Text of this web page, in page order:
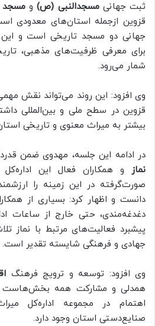
ثبت جهانیمسجدالنبی (ص)ومسجد
قزوین ازجمله استان‌های معدودی
جهانی دو مسجد تاریخی است و
برای معرفی ظرفیت‌های مذهبی،
شمار می‌رود.
وی افزود: این روند می‌تواند نقش
قزوین در سطح ملی و بین‌المللی
بیشتر به میراث معنوی و تاریخی
در ادامه این جلسه، مهدوی ضمن
نماز
و همکاران فعال این
صورت‌گرفته در این زمینه را
دانست و اظهار کرد: بسیاری از
دغدغه‌مندی، حتی خارج از ساعات
پیشبرد فعالیت‌های مرتبط با نماز
جهادی و فرهنگی شایسته تقدیر است.
وی افزود: توسعه و ترویج فرهنگ
همدلی و مشارکت همه بخش‌هاست
اهتمام در مجموعه اداره‌کل
صنایع‌دستی استان وجود دارد.